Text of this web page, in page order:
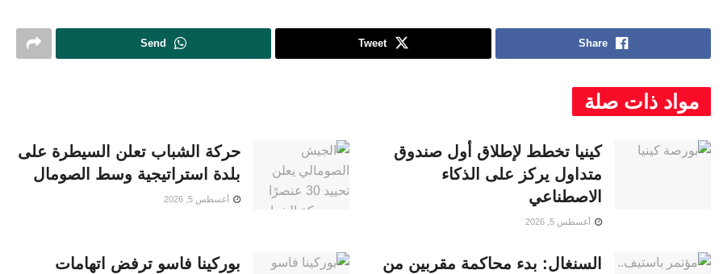
Share
Tweet
Send
مواد ذات صلة
كينيا تخطط لإطلاق أول صندوق
متداول يركز على الذكاء
الاصطناعي
أغسطس 5, 2026
حركة الشباب تعلن السيطرة على
بلدة استراتيجية وسط الصومال
أغسطس 5, 2026
السنغال: بدء محاكمة مقربين من
بوركينا فاسو ترفض اتهامات